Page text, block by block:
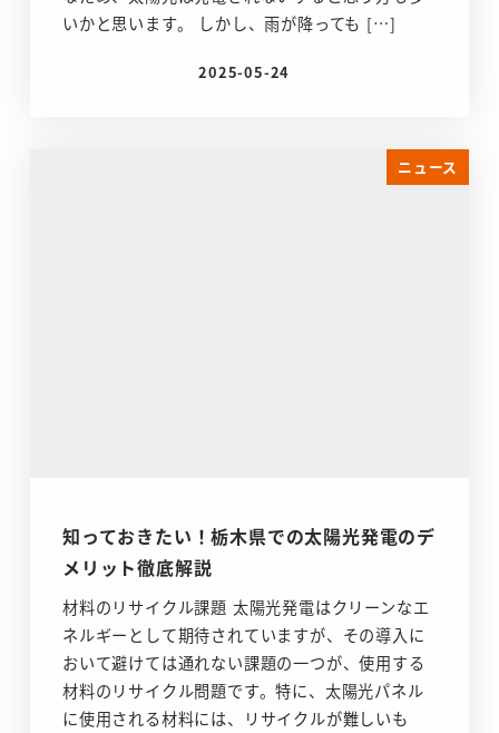
いかと思います。 しかし、雨が降っても […]
投稿日
2025-05-24
ニュース
知っておきたい！栃木県での太陽光発電のデ
メリット徹底解説
材料のリサイクル課題 太陽光発電はクリーンなエ
ネルギーとして期待されていますが、その導入に
おいて避けては通れない課題の一つが、使用する
材料のリサイクル問題です。特に、太陽光パネル
に使用される材料には、リサイクルが難しいも